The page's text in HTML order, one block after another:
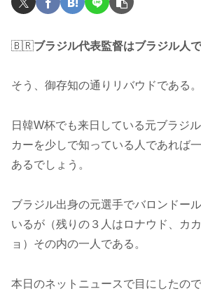
🇧🇷ブラジル代表監督はブラジル人で
そう、御存知の通りリバウドである。
日韓W杯でも来日している元ブラジ
カーを少しで知っている人であれば
あるでしょう。
ブラジル出身の元選手でバロンドー
いるが（残りの３人はロナウド、カ
ョ）その内の一人である。
本日のネットニュースで目にしたの